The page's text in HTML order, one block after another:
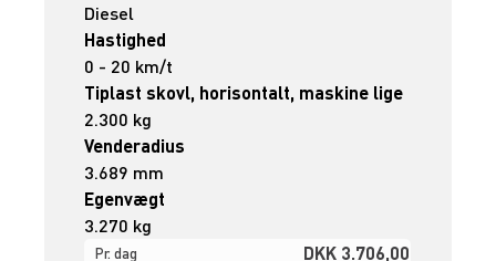
Diesel
Hastighed
0 - 20 km/t
Tiplast skovl, horisontalt, maskine lige
2.300 kg
Venderadius
3.689 mm
Egenvægt
3.270 kg
Pr. dag DKK 3.706,00